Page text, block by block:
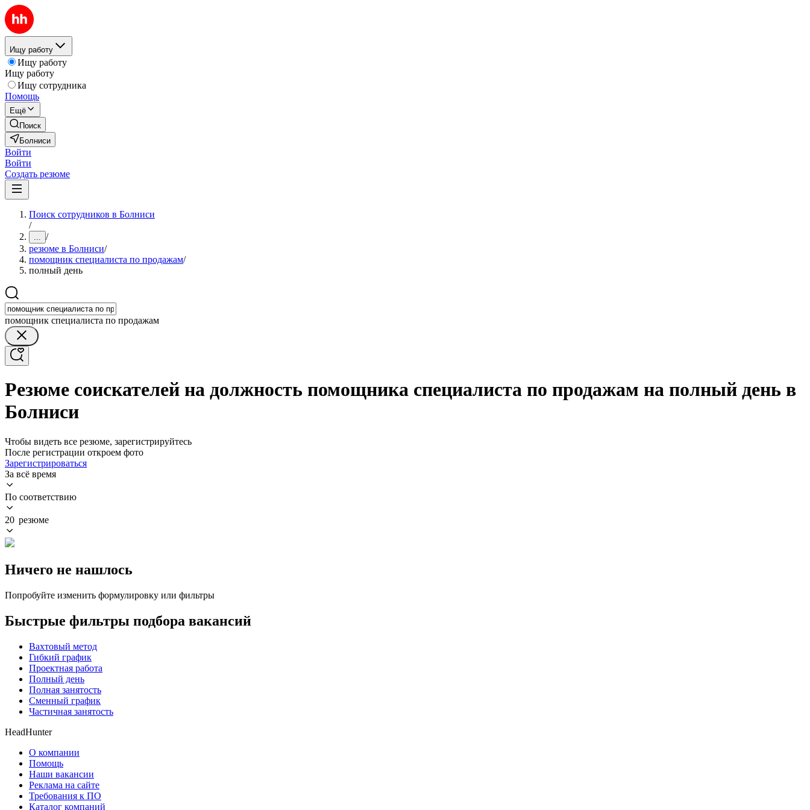
Ищу работу
Ищу работу
Ищу работу
Ищу сотрудника
Помощь
Ещё
Поиск
Болниси
Войти
Войти
Создать резюме
Поиск сотрудников в Болниси
/
... /
резюме в Болниси/
помощник специалиста по продажам/
полный день
помощник специалиста по продажам
Резюме соискателей на должность помощника специалиста по продажам на полный день в
Болниси
Чтобы видеть все резюме, зарегистрируйтесь
После регистрации откроем фото
Зарегистрироваться
За всё время
По соответствию
20 резюме
Ничего не нашлось
Попробуйте изменить формулировку или фильтры
Быстрые фильтры подбора вакансий
Вахтовый метод
Гибкий график
Проектная работа
Полный день
Полная занятость
Сменный график
Частичная занятость
HeadHunter
О компании
Помощь
Наши вакансии
Реклама на сайте
Требования к ПО
Каталог компаний